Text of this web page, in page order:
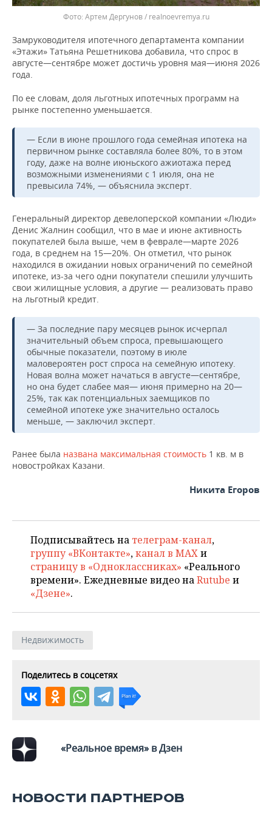
Артем Дергунов / realnoevremya.ru
Замруководителя ипотечного департамента компании
«Этажи» Татьяна Решетникова добавила, что спрос в
августе—сентябре может достичь уровня мая—июня 2026
года.
По ее словам, доля льготных ипотечных программ на
рынке постепенно уменьшается.
— Если в июне прошлого года семейная ипотека на
первичном рынке составляла более 80%, то в этом
году, даже на волне июньского ажиотажа перед
возможными изменениями с 1 июля, она не
превысила 74%, — объяснила эксперт.
Генеральный директор девелоперской компании «Люди»
Денис Жалнин сообщил, что в мае и июне активность
покупателей была выше, чем в феврале—марте 2026
года, в среднем на 15—20%. Он отметил, что рынок
находился в ожидании новых ограничений по семейной
ипотеке, из-за чего одни покупатели спешили улучшить
свои жилищные условия, а другие — реализовать право
на льготный кредит.
— За последние пару месяцев рынок исчерпал
значительный объем спроса, превышающего
обычные показатели, поэтому в июле
маловероятен рост спроса на семейную ипотеку.
Новая волна может начаться в августе—сентябре,
но она будет слабее мая— июня примерно на 20—
25%, так как потенциальных заемщиков по
семейной ипотеке уже значительно осталось
меньше, — заключил эксперт.
Ранее была названа максимальная стоимость 1 кв. м в
новостройках Казани.
Никита Егоров
Подписывайтесь на телеграм-канал,
группу «ВКонтакте»,канал в MAXи
страницу в «Одноклассниках» «Реального
времени». Ежедневные видео наRutube и
«Дзене».
Недвижимость
Поделитесь в соцсетях
«Реальное время» в Дзен
НОВОСТИ ПАРТНЕРОВ